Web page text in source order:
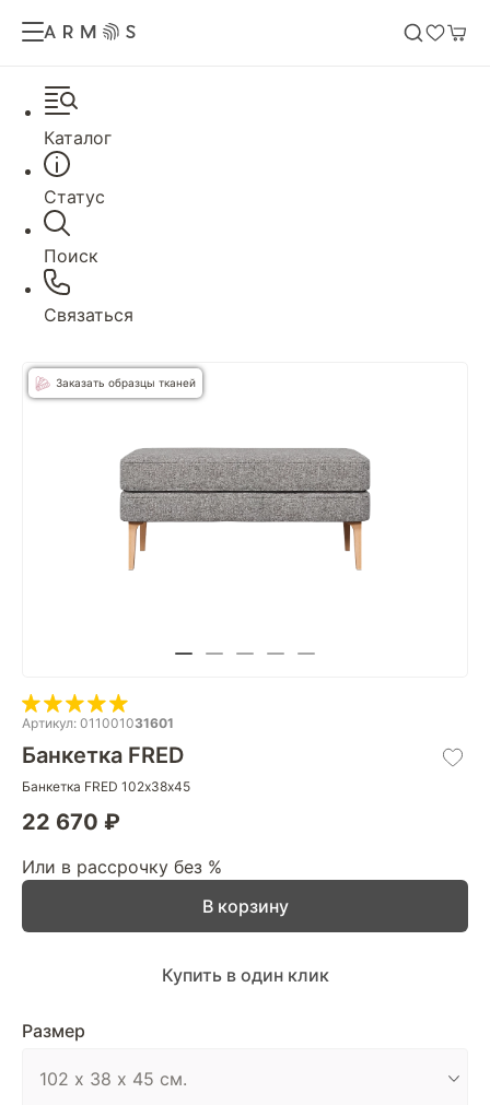
Каталог
Статус
Поиск
Связаться
Заказать образцы тканей
Артикул: 011001031601
Банкетка FRED
Банкетка FRED 102х38х45
22 670 ₽
Или в рассрочку без %
Размер
В корзину
Купить в один клик